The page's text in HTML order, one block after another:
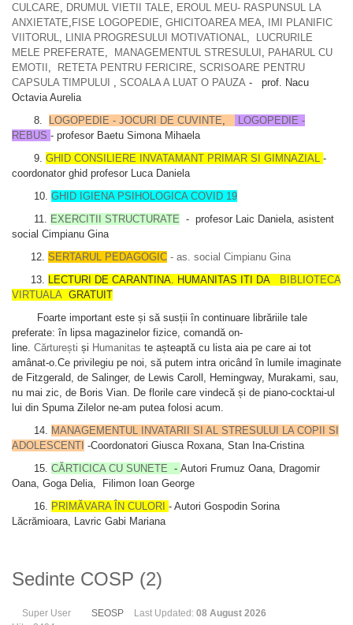
CULCARE
DRUMUL VIETII TALE
EROUL MEU- RASPUNSUL LA
ANXIETATE FISE LOGOPEDIE GHICITOAREA MEA
IMI PLANIFIC
VIITORUL
LINIA PROGRESULUI MOTIVATIONAL
LUCRURILE
MELE PREFERATE
MANAGEMENTUL STRESULUI
PAHARUL CU
EMOTII
RETETA PENTRU FERICIRE SCRISOARE PENTRU
CAPSULA TIMPULUI
SCOALA A LUAT O PAUZA - prof. Nacu
Octavia Aurelia
8. LOGOPEDIE - JOCURI DE CUVINTE
LOGOPEDIE -
REBUS - profesor Baetu Simona Mihaela
9. GHID CONSILIERE INVATAMANT PRIMAR SI GIMNAZIAL -
coordonator ghid profesor Luca Daniela
10. GHID IGIENA PSIHOLOGICA COVID 19
11. EXERCITII STRUCTURATE - profesor Laic Daniela, asistent
social Cimpianu Gina
12. SERTARUL PEDAGOGIC - as. social Cimpianu Gina
13. LECTURI DE CARANTINA. HUMANITAS ITI DA
BIBLIOTECA
VIRTUALA GRATUIT
Foarte important este și să susții în continuare librăriile tale
preferate: în lipsa magazinelor fizice, comandă on-
line. Cărturești și Humanitas te așteaptă cu lista aia pe care ai tot
amânat-o.Ce privilegiu pe noi, să putem intra oricând în lumile imaginate
de Fitzgerald, de Salinger, de Lewis Caroll, Hemingway, Murakami, sau,
nu mai zic, de Boris Vian. De florile care vindecă și de piano-cocktai-ul
lui din Spuma Zilelor ne-am putea folosi acum.
14. MANAGEMENTUL INVATARII SI AL STRESULUI LA COPII SI
ADOLESCENTI -Coordonatori Giusca Roxana, Stan Ina-Cristina
15. CĂRTICICA CU SUNETE - Autori Frumuz Oana, Dragomir
Oana, Goga Delia, Filimon Ioan George
16. PRIMĂVARA ÎN CULORI - Autori Gospodin Sorina
Lăcrămioara, Lavric Gabi Mariana
Sedinte COSP (2)
Super User SEOSP Last Updated: 08 August 2026